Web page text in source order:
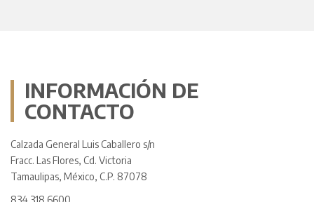
INFORMACIÓN DE
CONTACTO
Calzada General Luis Caballero s/n
Fracc. Las Flores, Cd. Victoria
Tamaulipas, México, C.P. 87078
834 318 6600